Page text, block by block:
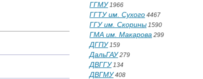
ГГМУ1966
ГГТУ им. Сухого 4467
ГГУ им. Скорины 1590
ГМА им. Макарова 299
ДГПУ159
ДальГАУ279
ДВГГУ134
ДВГМУ408